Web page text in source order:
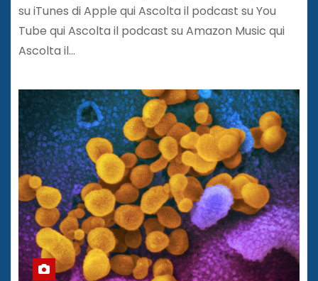
su iTunes di Apple qui Ascolta il podcast su You
Tube qui Ascolta il podcast su Amazon Music qui
Ascolta il…